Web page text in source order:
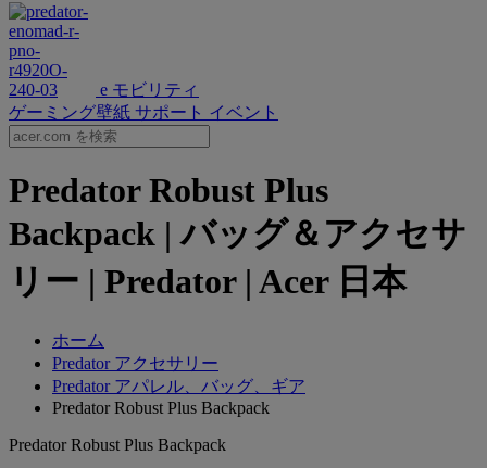
e モビリティ
ゲーミング壁紙 サポート イベント
Predator Robust Plus
Backpack | バッグ＆アクセサ
リー | Predator | Acer 日本
ホーム
Predator アクセサリー
Predator アパレル、バッグ、ギア
Predator Robust Plus Backpack
Predator Robust Plus Backpack